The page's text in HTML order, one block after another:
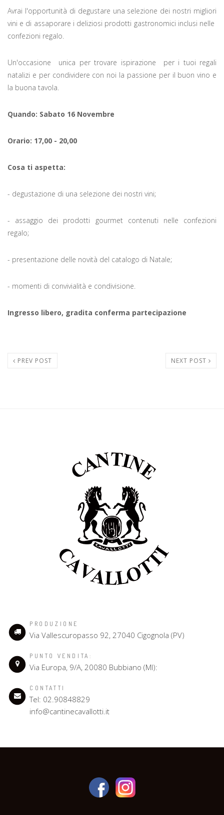
Avrai l'opportunità di degustare una selezione dei nostri migliori
vini e di assaporare i deliziosi prodotti gastronomici inclusi nelle
confezioni regalo.
Un'occasione unica per trovare ispirazione per i tuoi regali
natalizi e per condividere con noi la passione per il buon vino e
la buona tavola.
Quando: Sabato 16 Novembre
Orario: 17,00 - 20,00
Cosa ti aspetta:
- degustazione di una selezione dei nostri vini;
- assaggio dei prodotti gourmet contenuti nelle confezioni
regalo;
- presentazione delle novità del catalogo di Natale;
- momenti di convivialità e condivisione.
Ingresso libero, gradita conferma partecipazione
PREV POST NEXT POST
PRODUZIONE
Via Vallescuropasso 92, 27040 Cigognola (PV)
PUNTO VENDITA:
Via Europa, 9/A, 20080 Bubbiano (MI):
CONTATTI
Tel: 02.90848829
info@cantinecavallotti.it